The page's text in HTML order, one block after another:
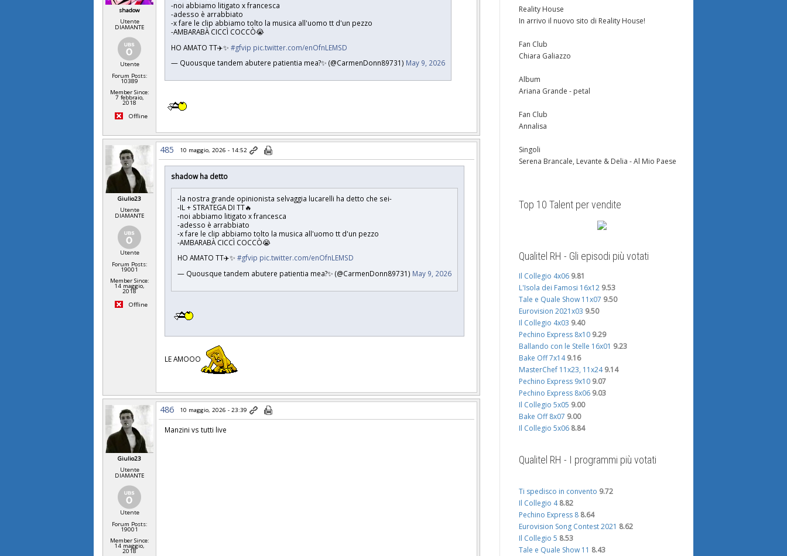
shadow
Utente
DIAMANTE
Utente
Forum Posts:
10389
Member Since:
7 febbraio,
2018
Offline
-noi abbiamo litigato x francesca
-adesso è arrabbiato
-x fare le clip abbiamo tolto la musica all'uomo tt d'un pezzo
-AMBARABÀ CICCÌ COCCÒ😭
HO AMATO TT✈️✨#gfvip pic.twitter.com/enOfnLEMSD
— Quousque tandem abutere patientia mea?✨ (@CarmenDonn89731) May 9, 2026
Giulio23
Utente
DIAMANTE
Utente
Forum Posts:
19001
Member Since:
14 maggio,
2018
Offline
485 10 maggio, 2026 - 14:52
shadow ha detto
-la nostra grande opinionista selvaggia lucarelli ha detto che sei-
-IL + STRATEGA DI TT🔥
-noi abbiamo litigato x francesca
-adesso è arrabbiato
-x fare le clip abbiamo tolto la musica all'uomo tt d'un pezzo
-AMBARABÀ CICCÌ COCCÒ😭
HO AMATO TT✈️✨#gfvip pic.twitter.com/enOfnLEMSD
— Quousque tandem abutere patientia mea?✨ (@CarmenDonn89731) May 9, 2026
LE AMOOO
Giulio23
Utente
DIAMANTE
Utente
Forum Posts:
19001
Member Since:
14 maggio,
2018
486 10 maggio, 2026 - 23:39
Manzini vs tutti live
Reality House
In arrivo il nuovo sito di Reality House!
Fan Club
Chiara Galiazzo
Album
Ariana Grande - petal
Fan Club
Annalisa
Singoli
Serena Brancale, Levante & Delia - Al Mio Paese
Top 10 Talent per vendite
Qualitel RH - Gli episodi più votati
Il Collegio 4x06 9.81
L'Isola dei Famosi 16x12 9.53
Tale e Quale Show 11x07 9.50
Eurovision 2021x03 9.50
Il Collegio 4x03 9.40
Pechino Express 8x10 9.29
Ballando con le Stelle 16x01 9.23
Bake Off 7x14 9.16
MasterChef 11x23, 11x24 9.14
Pechino Express 9x10 9.07
Pechino Express 8x06 9.03
Il Collegio 5x05 9.00
Bake Off 8x07 9.00
Il Collegio 5x06 8.84
Qualitel RH - I programmi più votati
Ti spedisco in convento 9.72
Il Collegio 4 8.82
Pechino Express 8 8.64
Eurovision Song Contest 2021 8.62
Il Collegio 5 8.53
Tale e Quale Show 11 8.43